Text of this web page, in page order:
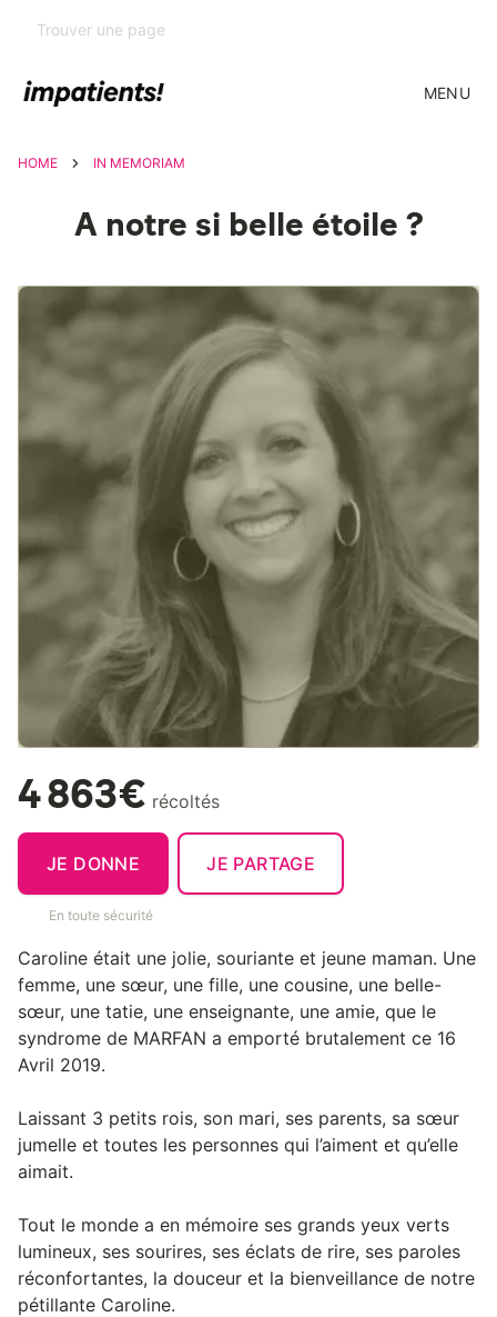
MENU
HOME IN MEMORIAM
A notre si belle étoile ?
4 863€ récoltés
JE DONNE
En toute sécurité
JE PARTAGE
Caroline était une jolie, souriante et jeune maman. Une
femme, une sœur, une fille, une cousine, une belle-
sœur, une tatie, une enseignante, une amie, que le
syndrome de MARFAN a emporté brutalement ce 16
Avril 2019.
Laissant 3 petits rois, son mari, ses parents, sa sœur
jumelle et toutes les personnes qui l’aiment et qu’elle
aimait.
Tout le monde a en mémoire ses grands yeux verts
lumineux, ses sourires, ses éclats de rire, ses paroles
réconfortantes, la douceur et la bienveillance de notre
pétillante Caroline.